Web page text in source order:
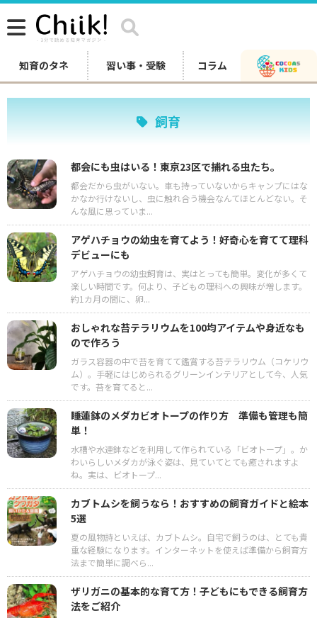
知育のタネ 習い事・受験 コラム
飼育
都会にも虫はいる！東京23区で捕れる虫たち。
都会だから虫がいない。車も持っていないからキャンプにはな
かなか行けないし、虫に触れ合う機会なんてほとんどない。そ
んな風に思っていま...
アゲハチョウの幼虫を育てよう！好奇心を育てて理科
デビューにも
アゲハチョウの幼虫飼育は、実はとっても簡単。変化が多くて
楽しい時間です。何より、子どもの理科への興味が増します。
約1カ月の間に、卵...
おしゃれな苔テラリウムを100均アイテムや身近なも
ので作ろう
ガラス容器の中で苔を育てて鑑賞する苔テラリウム（コケリウ
ム）。手軽にはじめられるグリーンインテリアとして今、人気
です。苔を育てると...
睡蓮鉢のメダカビオトープの作り方 準備も管理も簡
単！
水槽や水連鉢などを利用して作られている「ビオトープ」。か
わいらしいメダカが泳ぐ姿は、見ていてとても癒されますよ
ね。実は、ビオトープ...
カブトムシを飼うなら！おすすめの飼育ガイドと絵本
5選
夏の風物詩といえば、カブトムシ。自宅で飼うのは、とても貴
重な経験になります。インターネットを使えば準備から飼育方
法まで簡単に調べら...
ザリガニの基本的な育て方！子どもにもできる飼育方
法をご紹介